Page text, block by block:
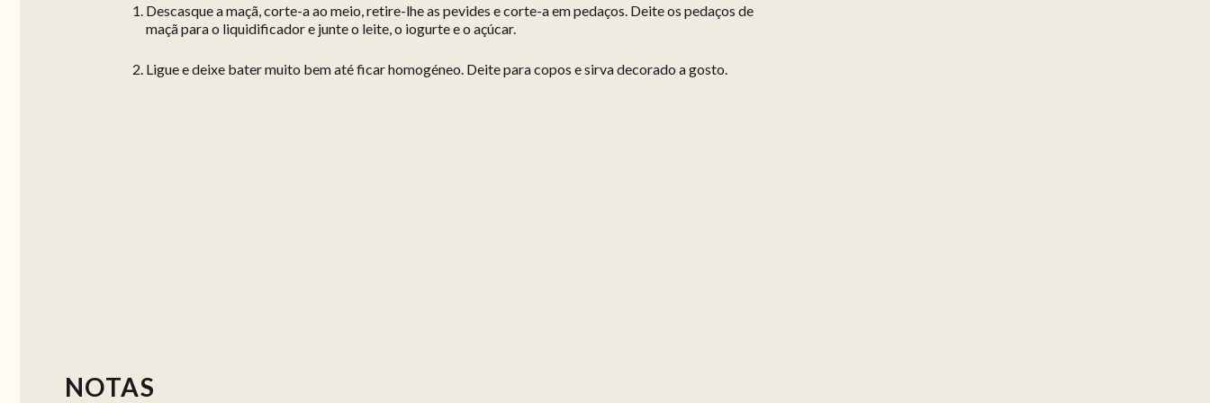
Descasque a maçã, corte-a ao meio, retire-lhe as pevides e corte-a em pedaços. Deite os pedaços de
maçã para o liquidificador e junte o leite, o iogurte e o açúcar.
Ligue e deixe bater muito bem até ficar homogéneo. Deite para copos e sirva decorado a gosto.
NOTAS